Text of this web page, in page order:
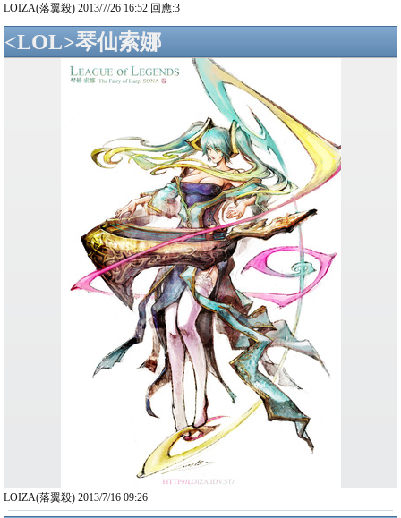
LOIZA(落翼殺) 2013/7/26 16:52 回應:3
<LOL>琴仙索娜
LOIZA(落翼殺) 2013/7/16 09:26